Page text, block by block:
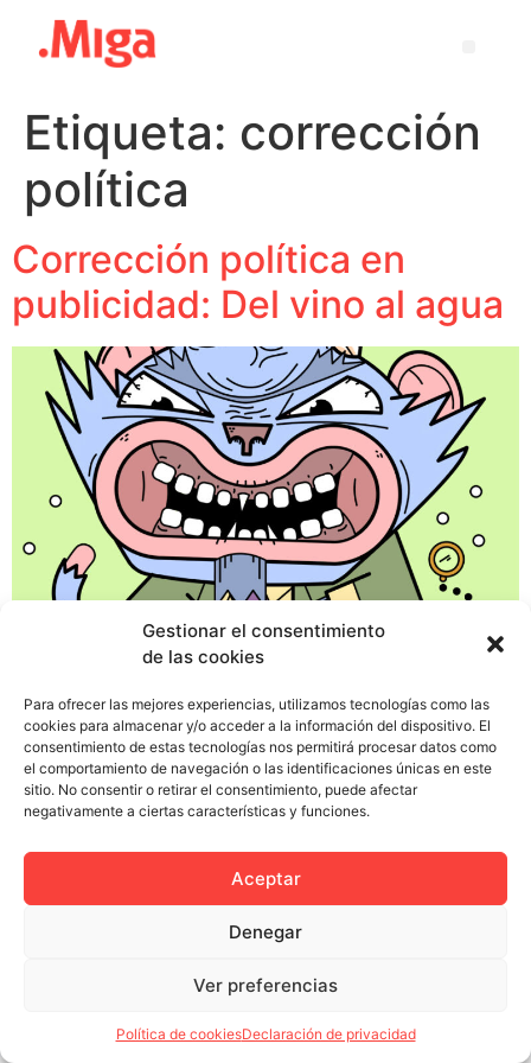
Gestionar el consentimiento
de las cookies
Para ofrecer las mejores experiencias, utilizamos tecnologías como las
cookies para almacenar y/o acceder a la información del dispositivo. El
consentimiento de estas tecnologías nos permitirá procesar datos como
el comportamiento de navegación o las identificaciones únicas en este
sitio. No consentir o retirar el consentimiento, puede afectar
negativamente a ciertas características y funciones.
Aceptar
Denegar
Ver preferencias
Política de cookiesDeclaración de privacidad
Etiqueta: corrección
política
Corrección política en
publicidad: Del vino al agua
Hace poco un anuncio de Dove hizo saltar las alarmas
en redes sociales porque en una campaña presentaba a
una mujer negra que se transformaba en una blanca al
quitarse una camiseta. Lo que no se suele decir es que
aparecía una asiática y nadie ha […]
Política de privacidad
Política de cookies (UE)
Colectivo Miga © 2023